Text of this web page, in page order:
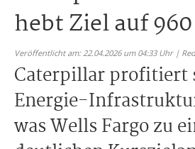
hebt Ziel auf
Veröffentlicht am: 22.04.2026 um 04:33 Uhr |
Caterpillar profitiert
Energie-
was Wells Fargo zu